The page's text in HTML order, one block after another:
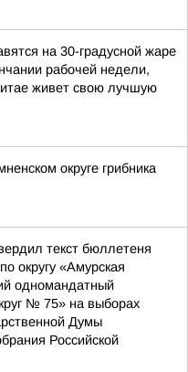
на 30-градусной жаре
рабочей недели,
живет свою лучшую
округе грибника
текст бюллетеня
округу «Амурская
одномандатный
№ 75» на выборах
Думы
Российской